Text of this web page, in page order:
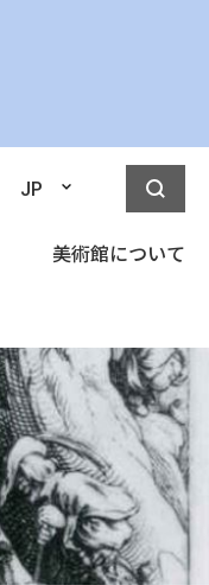
JP
美術館について